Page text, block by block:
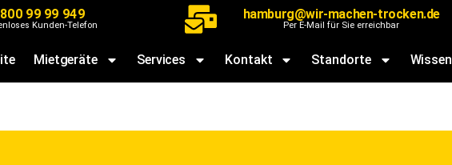
99 99 949
Kunden-Telefon
hamburg@wir-machen-trocken.de
Per E-Mail für Sie erreichbar
Mietgeräte Services Kontakt Standorte Wissen